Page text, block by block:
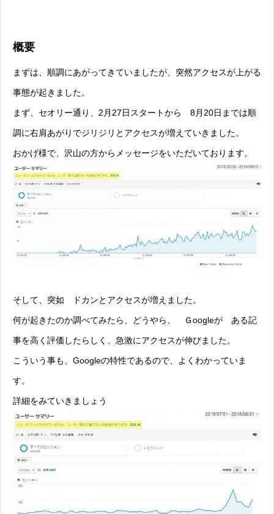
概要
まずは、順調にあがってきていましたが、突然アクセスが上がる
事態が起きました。
まず、セオリー通り、2月27日スタートから 8月20日までは順
調に右肩あがりでジリジリとアクセスが増えていきました。
おかげ様で、沢山の方からメッセージをいただいております。
そして、突如 ドカンとアクセスが増えました。
何が起きたのか調べてみたら、どうやら、 Ｇoogleが ある記
事を高く評価したらしく、急激にアクセスが伸びました。
こういう事も、Googleの特性であるので、よくわかっていま
す。
詳細をみていきましょう